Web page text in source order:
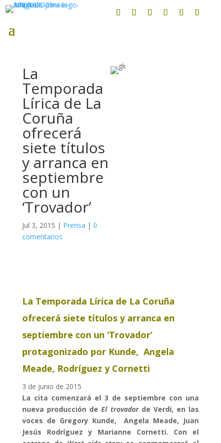
La
Temporada
Lírica de La
Coruña
ofrecerá
siete títulos
y arranca en
septiembre
con un
‘Trovador’
Jul 3, 2015 | Prensa | 0
comentarios
La Temporada Lírica de La Coruña
ofrecerá siete títulos y arranca en
septiembre con un ‘Trovador’
protagonizado por Kunde, Angela
Meade, Rodríguez y Cornetti
3 de junio de 2015
La cita comenzará el 3 de septiembre con una
nueva producción deEl trovadorde Verdi, en las
voces de Gregory Kunde,
Angela Meade, Juan
Jesús Rodríguez y Marianne Cornetti. Con el